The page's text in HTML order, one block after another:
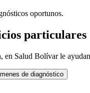
oportunos.
particulares
en Salud Bolívar le
de diagnóstico